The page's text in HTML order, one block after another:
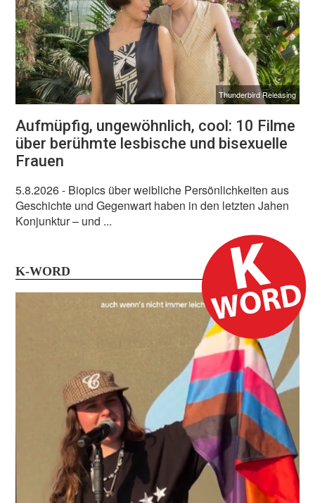
Thunderbird Releasing
Aufmüpfig, ungewöhnlich, cool: 10 Filme
über berühmte lesbische und bisexuelle
Frauen
5.8.2026- Biopics über weibliche Persönlichkeiten aus
Geschichte und Gegenwart haben in den letzten Jahen
Konjunktur – und ...
K-WORD